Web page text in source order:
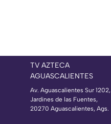
TV AZTECA
AGUASCALIENTES
Av. Aguascalientes Sur 1202,
Jardines de las Fuentes,
20270 Aguascalientes, Ags.